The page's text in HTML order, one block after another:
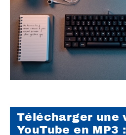
Télécharger une
YouTube en MP3